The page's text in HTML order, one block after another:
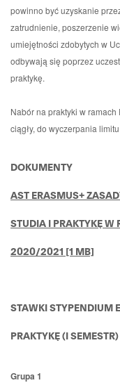
powinno być uzyskanie
zatrudnienie, poszerzenie
umiejętności zdobytych w
odbywają się poprzez
praktykę.
Nabór na praktyki w
ciągły, do wyczerpania
DOKUMENTY
AST ERASMUS+
STUDIA I PRAKTYKĘ
2020/2021 [1 MB]
STAWKI STYPENDIUM
PRAKTYKĘ (I SEMESTR)
Grupa 1